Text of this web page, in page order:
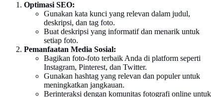
Optimasi SEO:
Gunakan kata kunci yang relevan dalam judul,
deskripsi, dan tag foto.
Buat deskripsi yang informatif dan menarik untuk
setiap foto.
Pemanfaatan Media Sosial:
Bagikan foto-foto terbaik Anda di platform seperti
Instagram, Pinterest, dan Twitter.
Gunakan hashtag yang relevan dan populer untuk
meningkatkan jangkauan.
Berinteraksi dengan komunitas fotografi online untuk